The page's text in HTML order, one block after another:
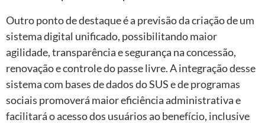
Outro ponto de destaque é a previsão da criação de um
sistema digital unificado, possibilitando maior
agilidade, transparência e segurança na concessão,
renovação e controle do passe livre. A integração desse
sistema com bases de dados do SUS e de programas
sociais promoverá maior eficiência administrativa e
facilitará o acesso dos usuários ao benefício, inclusive